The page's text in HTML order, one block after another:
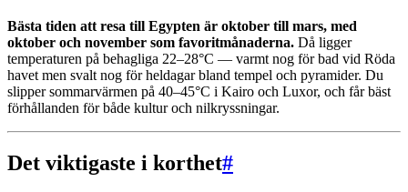
Bästa tiden att resa till Egypten är oktober till mars, med
oktober och november som favoritmånaderna. Då ligger
temperaturen på behagliga 22–28°C — varmt nog för bad vid Röda
havet men svalt nog för heldagar bland tempel och pyramider. Du
slipper sommarvärmen på 40–45°C i Kairo och Luxor, och får bäst
förhållanden för både kultur och nilkryssningar.
Det viktigaste i korthet#